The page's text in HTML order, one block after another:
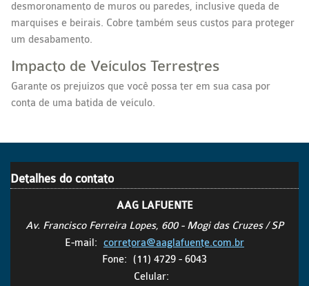
desmoronamento de muros ou paredes, inclusive queda de
marquises e beirais. Cobre também seus custos para proteger
um desabamento.
Impacto de Veículos Terrestres
Garante os prejuízos que você possa ter em sua casa por
conta de uma batida de veículo.
Detalhes do contato
AAG LAFUENTE
Av. Francisco Ferreira Lopes, 600 - Mogi das Cruzes / SP
E-mail: corretora@aaglafuente.com.br
Fone:
(11) 4729 - 6043
Celular: